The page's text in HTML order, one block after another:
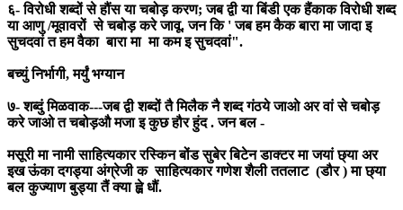
६- विरोधी शब्दों से हौंस या चबोड़ करण; जब द्वी या बिंडी एक हैंकाक विरोधी शब्द
या आणु /मूवावरों से चबोड़ करे जावू. जन कि ' जब हम कैक बारा मा जादा इ
सुचदवां त हम वैका बारा मा मा कम इ सुचदवां".
बच्युं निर्भागी, मर्युं भग्यान
७- शब्दुं मिळवाक---जब द्वी शब्दों तै मिलैक नै शब्द गंठये जाओ अर वां से चबोड़
करे जाओ त चबोड़औ मजा इ कुछ हौर हुंद . जन बल -
मसूरी मा नामी साहित्यकार रस्किन बोंड सुबेर बिटेन डाक्टर मा जयां छ्या अर
इख ऊंका दगड्या अंग्रेजी क साहित्यकार गणेश शैली ततलाट (डौर ) मा छ्या
बल कुज्याण बुड्या तैं क्या ह्व़े धौं.